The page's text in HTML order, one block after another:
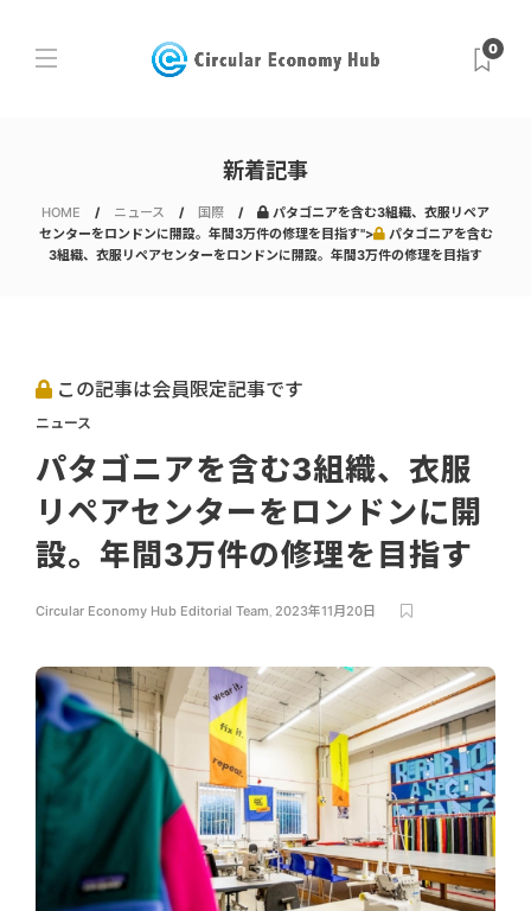
0
新着記事
HOME ニュース 国際
パタゴニアを含む3組織、衣服リペア
センターをロンドンに開設。年間3万件の修理を目指す">
パタゴニアを含む
3組織、衣服リペアセンターをロンドンに開設。年間3万件の修理を目指す
この記事は会員限定記事です
ニュース
パタゴニアを含む3組織、衣服
リペアセンターをロンドンに開
設。年間3万件の修理を目指す
Circular Economy Hub Editorial Team, 2023年11月20日